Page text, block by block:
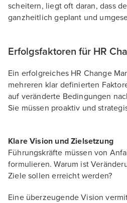
scheitern, liegt oft daran, dass
ganzheitlich geplant und
Erfolgsfaktoren für HR
Ein erfolgreiches HR Change
mehreren klar definierten
auf veränderte Bedingungen
Sie müssen proaktiv und
Klare Vision und Zielsetzung
Führungskräfte müssen von
formulieren. Warum ist
Ziele sollen erreicht werden?
Eine überzeugende Vision